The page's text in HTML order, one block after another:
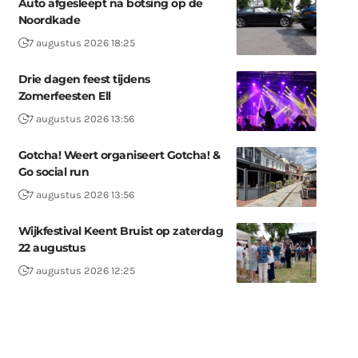
Auto afgesleept na botsing op de
Noordkade
7 augustus 2026 18:25
Drie dagen feest tijdens
Zomerfeesten Ell
7 augustus 2026 13:56
Gotcha! Weert organiseert Gotcha! &
Go social run
7 augustus 2026 13:56
Wijkfestival Keent Bruist op zaterdag
22 augustus
7 augustus 2026 12:25